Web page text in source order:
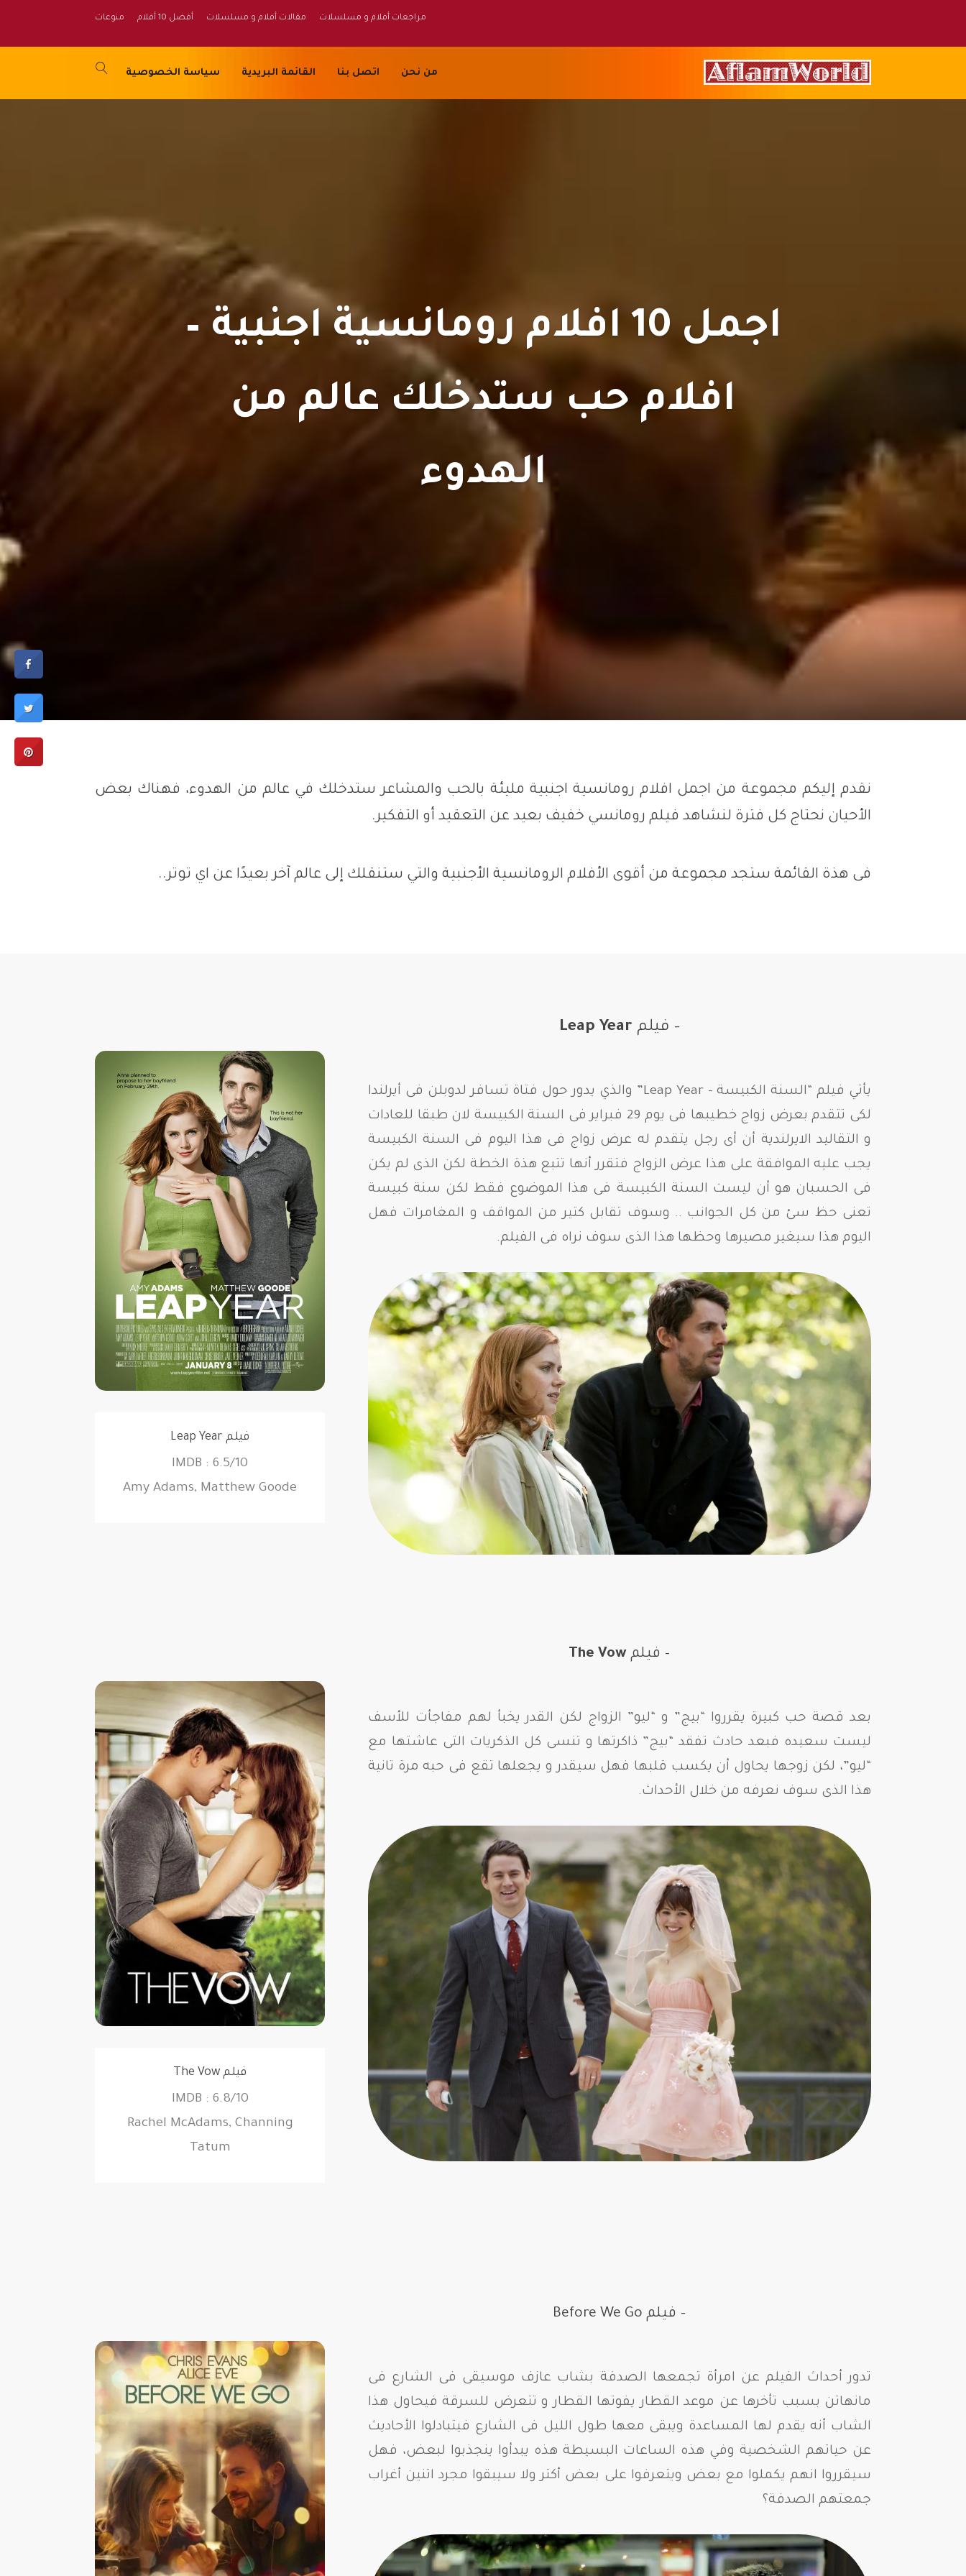
مراجعات أفلام و مسلسلات مقالات أفلام و مسلسلات أفضل 10 أفلام منوعات
من نحن اتصل بنا القائمة البريدية سياسة الخصوصية
اجمل 10 افلام رومانسية اجنبية –
افلام حب ستدخلك عالم من
الهدوء
نقدم إليكم مجموعة من اجمل افلام رومانسية اجنبية مليئة بالحب والمشاعر ستدخلك في عالم من الهدوء، فهناك بعض
الأحيان نحتاج كل فترة لنشاهد فيلم رومانسي خفيف بعيد عن التعقيد أو التفكير.
فى هذة القائمة ستجد مجموعة من أقوى الأفلام الرومانسية الأجنبية والتي ستنقلك إلى عالم آخر بعيدًا عن اي توتر..
– فيلمLeap Year
يأتي فيلم “السنة الكبيسة – Leap Year” والذي يدور حول فتاة تسافر لدوبلن فى أيرلندا
لكى تتقدم بعرض زواج خطيبها فى يوم 29 فبراير فى السنة الكبيسة لان طبقا للعادات
و التقاليد الايرلندية أن أى رجل يتقدم له عرض زواج فى هذا اليوم فى السنة الكبيسة
يجب عليه الموافقة على هذا عرض الزواج فتقرر أنها تتبع هذة الخطة لكن الذى لم يكن
فى الحسبان هو أن ليست السنة الكبيسة فى هذا الموضوع فقط لكن سنة كبيسة
تعنى حظ سئ من كل الجوانب .. وسوف تقابل كتير من المواقف و المغامرات فهل
اليوم هذا سيغير مصيرها وحظها هذا الذى سوف نراه فى الفيلم.
فيلم Leap Year
6.5/10 : IMDB
Amy Adams, Matthew Goode
– فيلم The Vow
بعد قصة حب كبيرة يقرروا “بيج” و “ليو” الزواج لكن القدر يخبأ لهم مفاجأت للأسف
ليست سعيده فبعد حادث تفقد “بيج” ذاكرتها و تنسى كل الذكريات التى عاشتها مع
“ليو”، لكن زوجها يحاول أن يكسب قلبها فهل سيقدر و يجعلها تقع فى حبه مرة تانية
هذا الذى سوف نعرفه من خلال الأحداث.
فيلم The Vow
6.8/10 : IMDB
Rachel McAdams, Channing
Tatum
– فيلم Before We Go
تدور أحداث الفيلم عن امرأة تجمعها الصدفة بشاب عازف موسيقى فى الشارع فى
مانهاتن بسبب تأخرها عن موعد القطار يفوتها القطار و تتعرض للسرقة فيحاول هذا
الشاب أنه يقدم لها المساعدة ويبقى معها طول الليل فى الشارع فيتبادلوا الأحاديث
عن حياتهم الشخصية وفي هذه الساعات البسيطة هذه يبدأوا ينجذبوا لبعض، فهل
سيقرروا انهم يكملوا مع بعض ويتعرفوا على بعض أكتر ولا سيبقوا مجرد اتنين أغراب
جمعتهم الصدفة؟